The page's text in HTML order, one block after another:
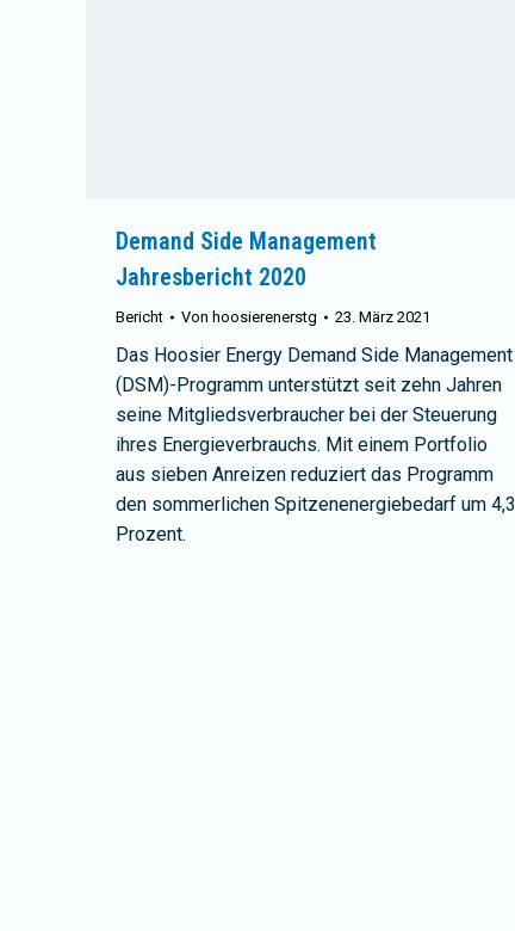
Demand Side Management
Jahresbericht 2020
Bericht Von hoosierenerstg 23. März 2021
Das Hoosier Energy Demand Side Management
(DSM)-Programm unterstützt seit zehn Jahren
seine Mitgliedsverbraucher bei der Steuerung
ihres Energieverbrauchs. Mit einem Portfolio
aus sieben Anreizen reduziert das Programm
den sommerlichen Spitzenenergiebedarf um 4,3
Prozent.